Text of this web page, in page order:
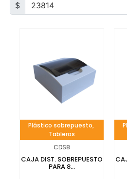
$
Plástico sobrepuesto,
Tableros
CDS8
CAJA DIST. SOBREPUESTO
PARA 8...